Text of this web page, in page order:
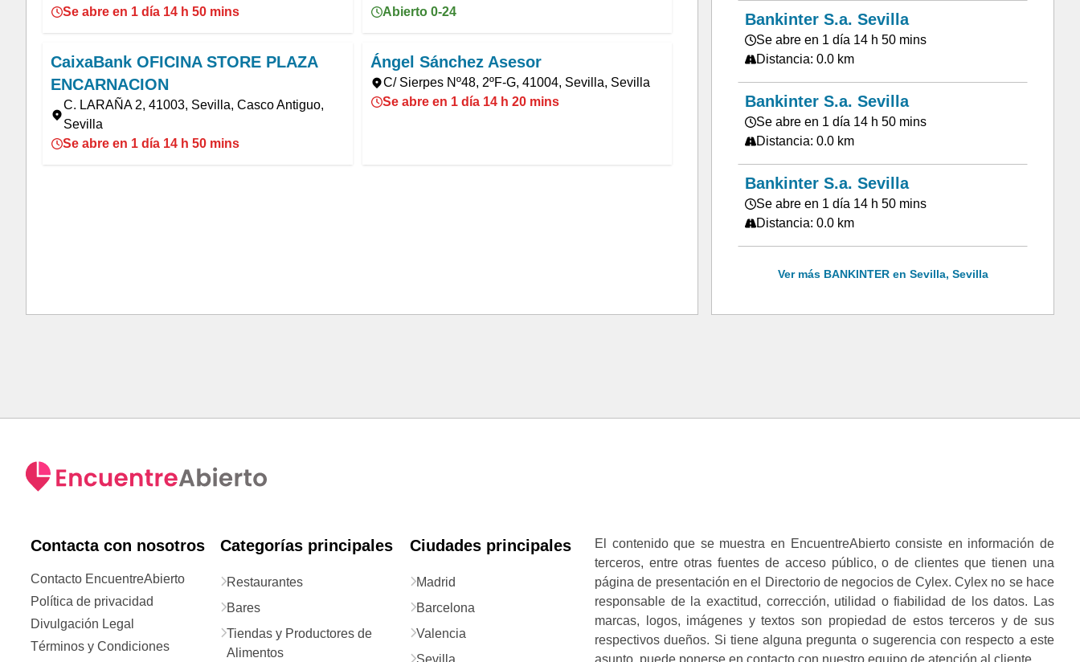
Se abre en 1 día 14 h 50 mins
Abierto 0-24
CaixaBank OFICINA STORE PLAZA
ENCARNACION
C. LARAÑA 2, 41003, Sevilla, Casco Antiguo,
Sevilla
Se abre en 1 día 14 h 50 mins
Ángel Sánchez Asesor
C/ Sierpes Nº48, 2ºF-G, 41004, Sevilla, Sevilla
Se abre en 1 día 14 h 20 mins
Bankinter S.a. Sevilla
Se abre en 1 día 14 h 50 mins
Distancia: 0.0 km
Bankinter S.a. Sevilla
Se abre en 1 día 14 h 50 mins
Distancia: 0.0 km
Bankinter S.a. Sevilla
Se abre en 1 día 14 h 50 mins
Distancia: 0.0 km
Ver más BANKINTER en Sevilla, Sevilla
Contacta con nosotros
Contacto EncuentreAbierto
Política de privacidad
Divulgación Legal
Términos y Condiciones
Categorías principales
Restaurantes
Bares
Tiendas y Productores de
Alimentos
Ciudades principales
Madrid
Barcelona
Valencia
Sevilla
El contenido que se muestra en EncuentreAbierto consiste en información de
terceros, entre otras fuentes de acceso público, o de clientes que tienen una
página de presentación en el Directorio de negocios de Cylex. Cylex no se hace
responsable de la exactitud, corrección, utilidad o fiabilidad de los datos. Las
marcas, logos, imágenes y textos son propiedad de estos terceros y de sus
respectivos dueños. Si tiene alguna pregunta o sugerencia con respecto a este
asunto, puede ponerse en contacto con nuestro equipo de atención al cliente.